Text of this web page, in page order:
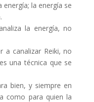
energía; la energía se
la energía, no
a canalizar Reiki, no
una técnica que se
bien, y siempre en
como para quien la